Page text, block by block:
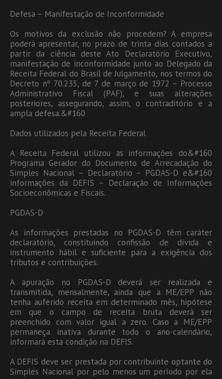
Defesa – Manifestação de Inconformidade
Os motivos da exclusão não procedem? A empresa
poderá apresentar, no prazo de trinta dias contados a
partir da ciência deste Ato Declaratório Executivo,
manifestação de inconformidade junto ao Delegado da
Receita Federal do Brasil de Julgamento, nos termos do
Decreto nº 70.235, de 7 de março de 1972 – Processo
Administrativo Fiscal (PAF), e suas alterações
posteriores, assegurando, assim, o contraditório e a
ampla defesa.&#160
Dados utilizados pela Receita Federal
A Receita Federal utilizou as informações do&#160
Programa Gerador do Documento de Arrecadação do
Simples Nacional – Declaratório – PGDAS-D e&#160
informações da DEFIS – Declaração de Informações
Socioeconômicas e Fiscais.
PGDAS-D
As informações prestadas no PGDAS-D têm caráter
declaratório, constituindo confissão de dívida e
instrumento hábil e suficiente para a exigência dos
tributos e contribuições.
A apuração no PGDAS-D deverá ser realizada e
transmitida, mensalmente, ainda que a ME/EPP não
tenha auferido receita em determinado mês, hipótese
em que o campo de receita bruta deverá ser
preenchido com valor igual a zero. Caso a ME/EPP
permaneça inativa durante todo o ano-calendário,
informará esta condição na DEFIS.
A DEFIS deve ser prestada por contribuinte optante do
Simples Nacional por pelo menos um período por ela